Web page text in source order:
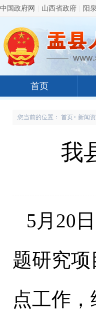
中国政府网 山西省政府 阳
首页
您当前的位置： 首页> 新闻
我
5 月 20
题研究
点工作